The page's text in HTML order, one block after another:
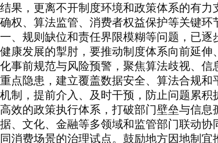
结果，更离不开制度环境和政策体系的有力
确权、算法监管、消费者权益保护等关键环
一、规则缺位和责任界限模糊等问题，已逐
健康发展的掣肘，要推动制度体系向前延伸
化事前规范与风险预警，聚焦算法歧视、信
重点隐患，建立覆盖数据安全、算法合规和
机制，提前介入、及时干预，防止问题累积
高效的政策执行体系，打破部门壁垒与信息
据、文化、金融等多领域和监管部门联动协
同消费场景的治理试点。鼓励地方因地制宜